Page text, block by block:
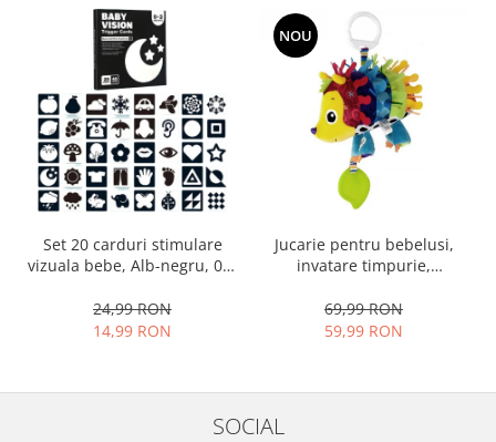
Set 20 carduri stimulare
vizuala bebe, Alb-negru, 0-3
24,99 RON
14,99 RON
NOU
Jucarie pentru bebelusi,
invatare timpurie,
dentitie fara BPA, 0 luni,
multicolor, Arici
69,99 RON
59,99 RON
SOCIAL